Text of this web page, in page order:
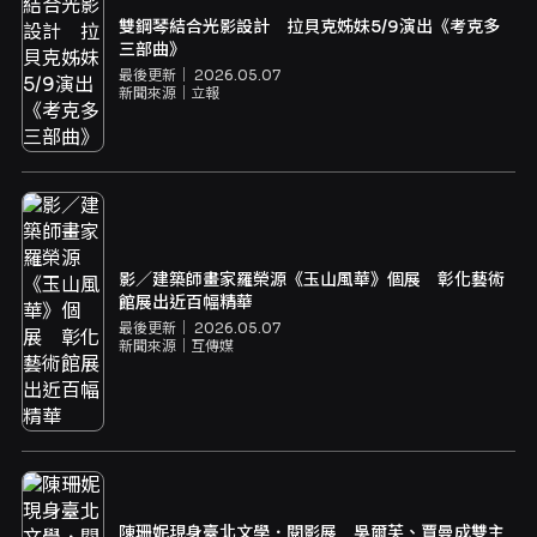
雙鋼琴結合光影設計 拉貝克姊妹5/9演出《考克多
三部曲》
最後更新｜ 2026.05.07
新聞來源｜ 立報
影／建築師畫家羅榮源《玉山風華》個展 彰化藝術
館展出近百幅精華
最後更新｜ 2026.05.07
新聞來源｜ 互傳媒